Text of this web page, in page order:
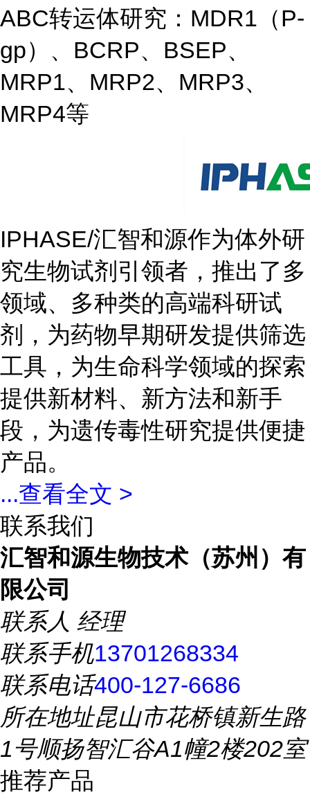
ABC转运体研究：MDR1（P-
gp）、BCRP、BSEP、
MRP1、MRP2、MRP3、
MRP4等
IPHASE/汇智和源作为体外研
究生物试剂引领者，推出了多
领域、多种类的高端科研试
剂，为药物早期研发提供筛选
工具，为生命科学领域的探索
提供新材料、新方法和新手
段，为遗传毒性研究提供便捷
产品。
...查看全文 >
联系我们
汇智和源生物技术（苏州）有
限公司
联系人 经理
联系手机13701268334
联系电话400-127-6686
所在地址昆山市花桥镇新生路
1号顺扬智汇谷A1幢2楼202室
推荐产品